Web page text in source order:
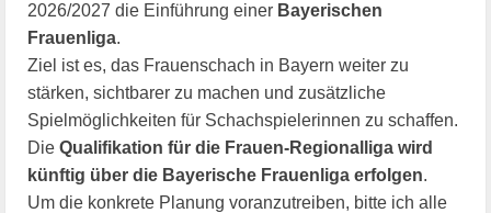
2026/2027 die Einführung einer Bayerischen
Frauenliga.
Ziel ist es, das Frauenschach in Bayern weiter zu
stärken, sichtbarer zu machen und zusätzliche
Spielmöglichkeiten für Schachspielerinnen zu schaffen.
Die Qualifikation für die Frauen-Regionalliga wird
künftig über die Bayerische Frauenliga erfolgen.
Um die konkrete Planung voranzutreiben, bitte ich alle